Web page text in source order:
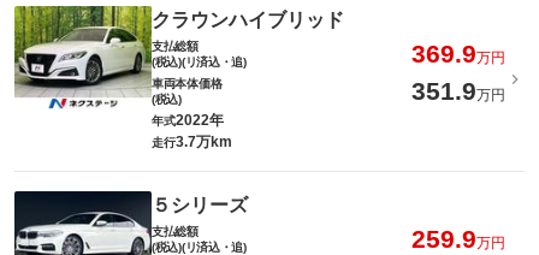
クラウンハイブリッド
支払総額
(税込)(リ済込・追)
369.9万円
車両本体価格
(税込)
351.9万円
年式2022年
走行3.7万km
５シリーズ
支払総額
(税込)(リ済込・追)
259.9万円